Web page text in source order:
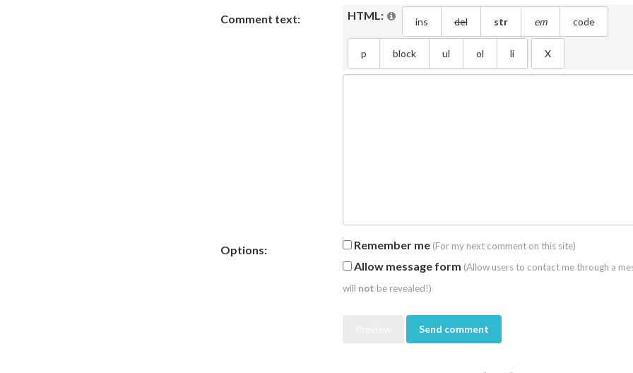
Comment text: HTML:
Options: Remember me (For my next comment on this site)
Allow message form (Allow users to contact me through a
will not be revealed!)